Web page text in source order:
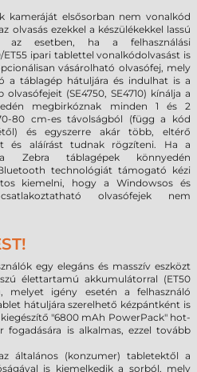
kameráját elsősorban nem vonalkód
olvasás ezekkel a készülékekkel lassú
az esetben, ha a felhasználási
ipari tablettel vonalkódolvasást is
vásárolható olvasófej, mely
a táblagép hátuljára és indulhat is a
(SE4750, SE4710) kínálja a
megbirkóznak minden 1 és 2
80 cm-es távolságból (függ a kód
és egyszerre akár több, eltérő
és aláírást tudnak rögzíteni. Ha a
Zebra táblagépek könnyedén
technológiát támogató kézi
kiemelni, hogy a Windowsos és
olvasófejek nem
egy elegáns és masszív eszközt
élettartamú akkumulátorral (ET50
melyet igény esetén a felhasználó
hátuljára szerelhető kézpántként is
"6800 mAh PowerPack" hot-
fogadására is alkalmas, ezzel tovább
általános (konzumer) tabletektől a
is kiemelkedik a sorból, mely